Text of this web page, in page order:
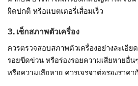
ผิดปกติ หรือแบตเตอรี่เสื่อมเร็ว
3. เช็กสภาพตัวเครื่อง
ควรตรวจสอบสภาพตัวเครื่องอย่างละเอีย
รอยขีดข่วน หรือร่องรอยความเสียหายอื่
หรือความเสียหาย ควรเจรจาต่อรองราคา